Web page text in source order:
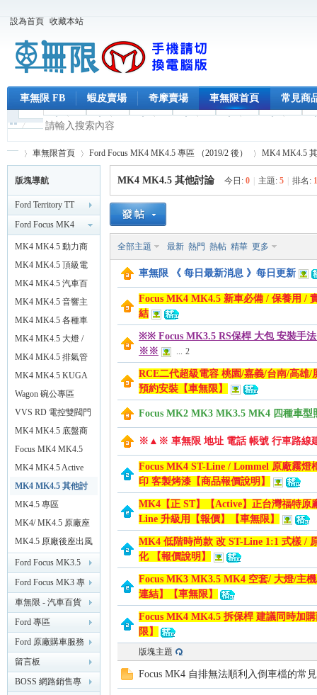
設為首頁 收藏本站
車無限 FB 蝦皮賣場 奇摩賣場 車無限首頁 常見商
車
無
精
»
車無限首頁
›
Ford Focus MK4 MK4.5 專區 （2019/2 後） MK4 MK4.5
版塊導航
Ford Territory TT
Ford Focus MK4
MK4.5 專區
（2019/2 後）
MK4 MK4.5 動力商
品
MK4 MK4.5 頂級電
吸式 電動尾門
MK4 MK4.5 汽車百
貨類
MK4 MK4.5 音響主
機
MK4 MK4.5 各種車
款 外觀 空力套件
MK4 MK4.5 大燈 /
尾燈 / 燈光類
MK4 MK4.5 排氣管
改裝
MK4 MK4.5 KUGA
12.3 安卓大螢幕
Wagon 碗公專區
VVS RD 電控雙閥門
MK4 MK4.5 底盤商
品
Focus MK4 MK4.5
二手專區
MK4 MK4.5 Active
任性專區
MK4 MK4.5 其他討
論
MK4.5 專區
MK4/ MK4.5 原廠座
椅升級 ST 樣式
MK4.5 原廠後座出風
口
Ford Focus MK3.5
專區 （2015/11 後）
Ford Focus MK3 專
區 （2014）
車無限 - 汽車百貨
改裝 精品 【台南新
化】
Ford 專區
Ford 原廠購車服務
專區
留言板
BOSS 網路銷售專
MK4 MK4.5 其他討論 今日: 0 主題: 5 排名:
全部主題 最新 熱門 熱帖 精華 更多
車無限 《 每日最新消息 》每日更新
Focus MK4 MK4.5 新車必備 / 保養用 /
結
※※ Focus MK3.5 RS保桿 大包 安裝手
※※
... 2
RCE二代超級電容 桃園/嘉義/台南/高雄/
預約安裝【車無限】
Focus MK2 MK3 MK3.5 MK4 四種車型
※▲※ 車無限 地址 電話 帳號 行車路
Focus MK4 ST-Line / Lommel 原廠霧燈
印 客製烤漆【商品報價說明】
MK4【正 ST】【Active】正台灣福特原
Line 升級用【報價】【車無限】
MK4 低階時尚款 改 ST-Line 1:1 式樣 /
化 【報價說明】
Focus MK3 MK3.5 MK4 空套/ 大燈/主
連結】【車無限】
Focus MK4 MK4.5 拆保桿 建議同時加
限】
版塊主題
Focus MK4 自排無法順利入倒車檔的常